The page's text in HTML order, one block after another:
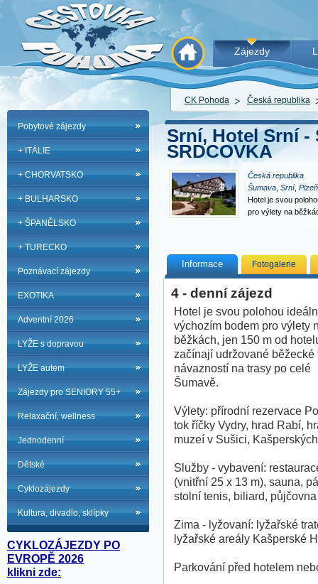
Zájezdy
CK Pohoda Česká republika
Pobytové zájezdy
+ ITÁLIE
+ CHORVATSKO
+ BULHARSKO
+ ŠPANĚLSKO
+ TURECKO
Poznávací zájezdy
EXOTIKA
Adventní 2026
LYŽE s dopravou
LYŽE autem
Zájezdy pro SENIORY 55+
Relaxační, wellness
Jednodenní
Dětské
Cyklozájezdy
Kultura, divadlo, sklípky
CYKLOZÁJEZDY PO
EVROPĚ 2026
klikni zde:
Srní, Hotel Srní -
SRDCOVKA
Česká republika
Šumava Srní,
Hotel je svou
pro výlety na
Informace Fotogalerie
4 - denní zájezd
Hotel je svou polohou
výchozím bodem pro výlety
běžkách, jen 150 m od
začínají udržované běžecké
návazností na trasy po celé
Šumavě.
Výlety: přírodní rezervace
tok říčky Vydry, hrad Rabí,
muzeí v Sušici,
Služby - vybavení:
(vnitřní 25 x 13 m), sauna,
stolní tenis, biliard,
Zima - lyžovaní: lyžařské
lyžařské areály Kašperské
Parkování před hotelem